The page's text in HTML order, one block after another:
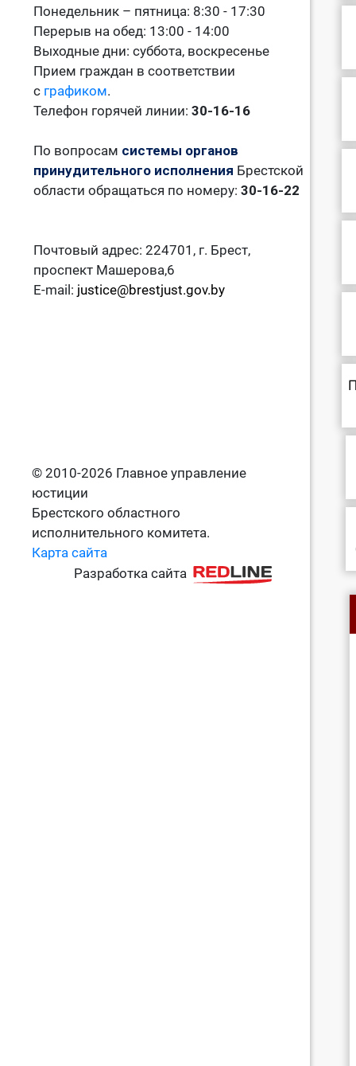
Понедельник – пятница: 8:30 - 17:30
Перерыв на обед: 13:00 - 14:00
Выходные дни: суббота, воскресенье
Прием граждан в соответствии
с графиком.
Телефон горячей линии: 30-16-16
По вопросам системы органов
принудительного исполнения Брестской
области обращаться по номеру: 30-16-22
Почтовый адрес: 224701, г. Брест,
проспект Машерова,6
E-mail: justice@brestjust.gov.by
© 2010-2026 Главное управление
юстиции
Брестского областного
исполнительного комитета.
Карта сайта
Разработка сайта